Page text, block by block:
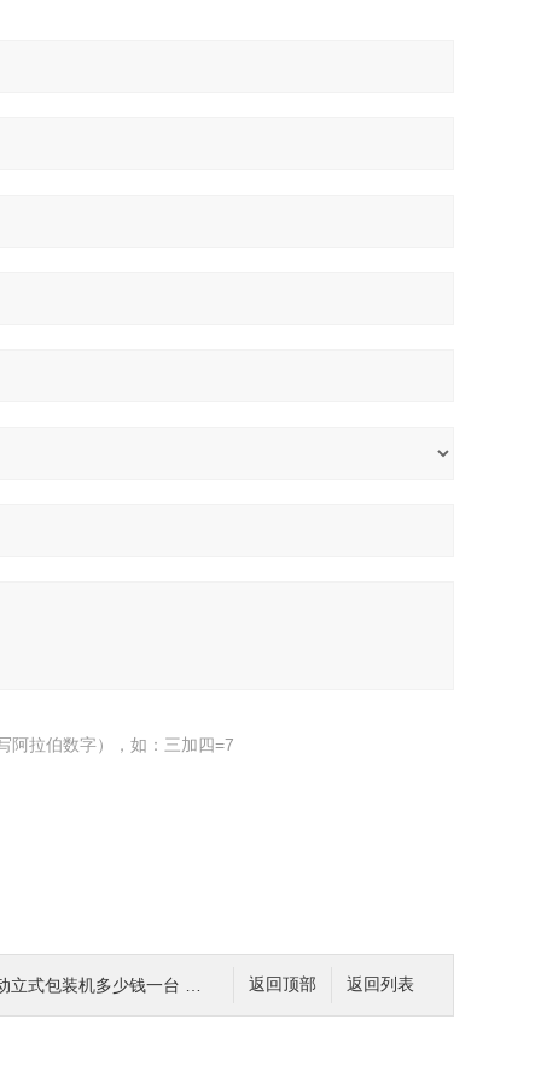
阿拉伯数字），如：三加四=7
返回列表
返回顶部
包装机多少钱一台 包装设备